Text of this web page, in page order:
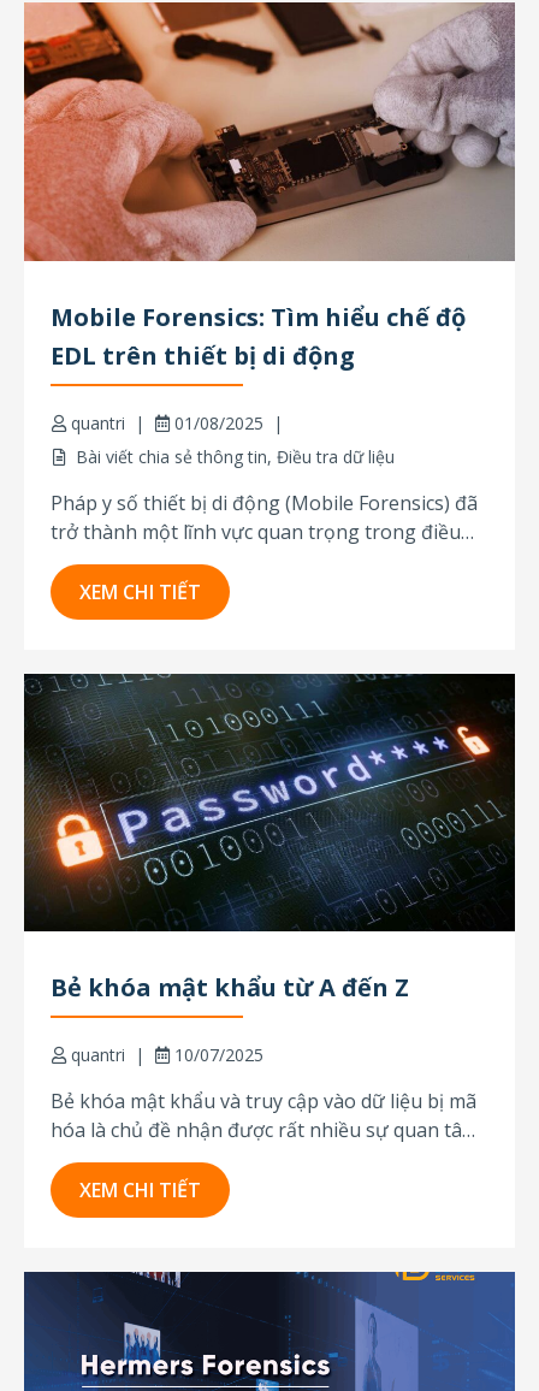
Mobile Forensics: Tìm hiểu chế độ
EDL trên thiết bị di động
quantri
01/08/2025
Bài viết chia sẻ thông tin, Điều tra dữ liệu
Pháp y số thiết bị di động (Mobile Forensics) đã
trở thành một lĩnh vực quan trọng trong điều
tra tội phạm và phân tích bằng chứng kỹ thuật
số. Nếu bạn là một giám định viên pháp y kỹ
thuật số cần vượt qua khóa bảo mật nhanh...
XEM CHI TIẾT
Bẻ khóa mật khẩu từ A đến Z
quantri 10/07/2025
Bẻ khóa mật khẩu và truy cập vào dữ liệu bị mã
hóa là chủ đề nhận được rất nhiều sự quan tâm,
đóng vai trò quan trọng trong công tác điều tra,
phá án và đấu tranh phòng, chống tội phạm,
đặc biệt là tội phạm sử dụng...
XEM CHI TIẾT